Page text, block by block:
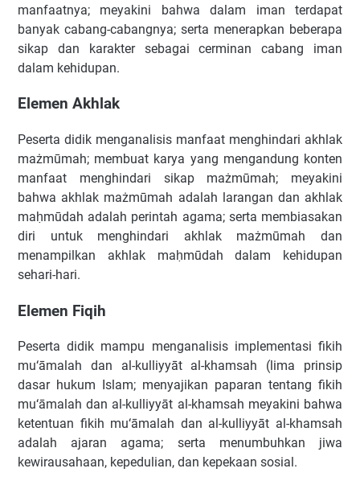
manfaatnya; meyakini bahwa dalam iman terdapat
banyak cabang-cabangnya; serta menerapkan beberapa
sikap dan karakter sebagai cerminan cabang iman
dalam kehidupan.
Elemen Akhlak
Peserta didik menganalisis manfaat menghindari akhlak
mażmūmah; membuat karya yang mengandung konten
manfaat menghindari sikap mażmūmah; meyakini
bahwa akhlak mażmūmah adalah larangan dan akhlak
maḥmūdah adalah perintah agama; serta membiasakan
diri untuk menghindari akhlak mażmūmah dan
menampilkan akhlak maḥmūdah dalam kehidupan
sehari-hari.
Elemen Fiqih
Peserta didik mampu menganalisis implementasi fikih
mu‘āmalah dan al-kulliyyāt al-khamsah (lima prinsip
dasar hukum Islam; menyajikan paparan tentang fikih
mu‘āmalah dan al-kulliyyāt al-khamsah meyakini bahwa
ketentuan fikih mu‘āmalah dan al-kulliyyāt al-khamsah
adalah ajaran agama; serta menumbuhkan jiwa
kewirausahaan, kepedulian, dan kepekaan sosial.